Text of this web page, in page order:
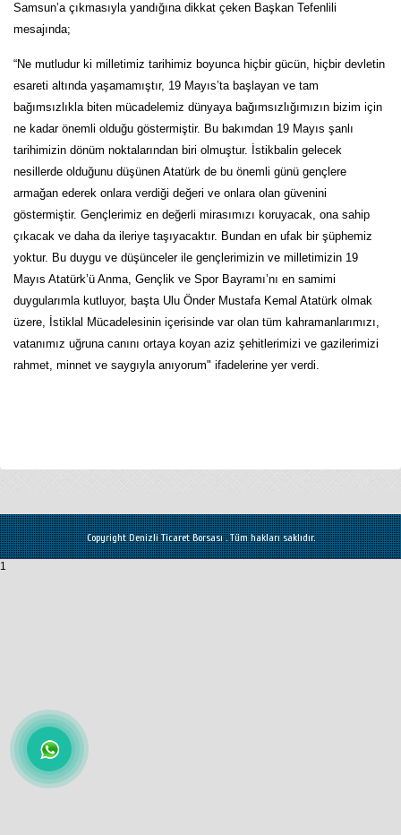
Samsun’a çıkmasıyla yandığına dikkat çeken Başkan Tefenlili
mesajında;
“Ne mutludur ki milletimiz tarihimiz boyunca hiçbir gücün, hiçbir devletin
esareti altında yaşamamıştır, 19 Mayıs’ta başlayan ve tam
bağımsızlıkla biten mücadelemiz dünyaya bağımsızlığımızın bizim için
ne kadar önemli olduğu göstermiştir. Bu bakımdan 19 Mayıs şanlı
tarihimizin dönüm noktalarından biri olmuştur. İstikbalin gelecek
nesillerde olduğunu düşünen Atatürk de bu önemli günü gençlere
armağan ederek onlara verdiği değeri ve onlara olan güvenini
göstermiştir. Gençlerimiz en değerli mirasımızı koruyacak, ona sahip
çıkacak ve daha da ileriye taşıyacaktır. Bundan en ufak bir şüphemiz
yoktur. Bu duygu ve düşünceler ile gençlerimizin ve milletimizin 19
Mayıs Atatürk’ü Anma, Gençlik ve Spor Bayramı’nı en samimi
duygularımla kutluyor, başta Ulu Önder Mustafa Kemal Atatürk olmak
üzere, İstiklal Mücadelesinin içerisinde var olan tüm kahramanlarımızı,
vatanımız uğruna canını ortaya koyan aziz şehitlerimizi ve gazilerimizi
rahmet, minnet ve saygıyla anıyorum" ifadelerine yer verdi.
Copyright Denizli Ticaret Borsası . Tüm hakları saklıdır.
1